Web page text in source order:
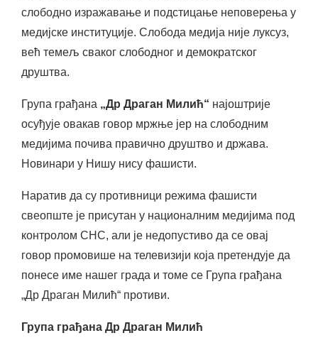
слободно изражавање и подстицање неповерења у
медијске институције. Слобода медија није луксуз,
већ темељ сваког слободног и демократског
друштва.
Група грађана „Др Драган Милић“ најоштрије
осуђује овакав говор мржње јер на слободним
медијима почива правично друштво и држава.
Новинари у Нишу нису фашисти.
Наратив да су противници режима фашисти
свеопште је присутан у националним медијима под
контролом СНС, али је недопустиво да се овај
говор промовише на телевизији која претендује да
понесе име нашег града и томе се Група грађана
„Др Драган Милић“ противи.
Група грађана Др Драган Милић